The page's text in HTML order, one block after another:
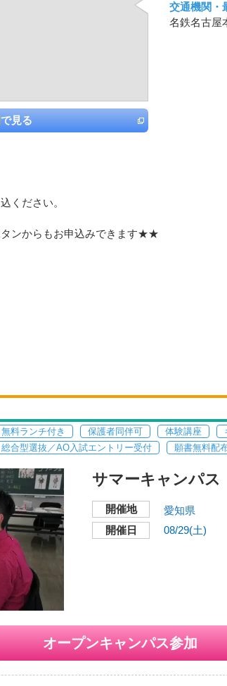
見る
交通機関・
名鉄名古屋
ください。
ンからもお申込みできます★★
無料ランチ付き 保護者同伴可 体験講座
総合型選抜／AO入試エントリー受付
願書無料配
サマーキャンパス
開催地
愛知県
開催日
08/29(土)
オープンキャンパス参加